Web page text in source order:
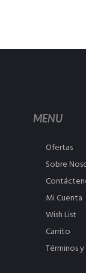
MENU
Ofertas
Sobre
Mi Cuenta
Wish List
Carrito
Términos